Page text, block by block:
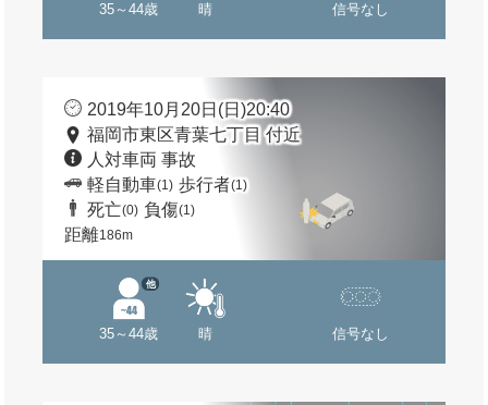
35～44歳 晴 信号なし
2019年10月20日(日)20:40
福岡市東区青葉七丁目 付近
人対車両 事故
軽自動車(1) 歩行者(1)
死亡(0) 負傷(1)
距離186m
35～44歳
他
晴 信号なし